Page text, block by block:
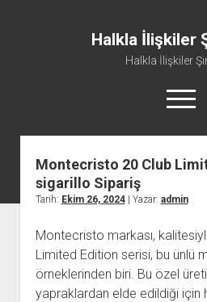
Halkla İlişkiler
Halkla İlişkiler
menüyü
aç
Montecristo 20 Club
sigarillo Sipariş
Tarih: Ekim 26, 2024| Yazar: admin
Montecristo markası,
Limited Edition serisi, bu ünlü
örneklerinden biri. Bu özel
yapraklardan elde edildiği için